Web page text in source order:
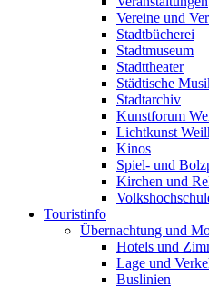
Vereine und
Stadtbücherei
Stadtmuseum
Stadttheater
Städtische
Stadtarchiv
Kunstforum
Lichtkunst
Kinos
Spiel- und
Kirchen und
Touristinfo
Übernachtung und
Hotels und
Lage und
Buslinien